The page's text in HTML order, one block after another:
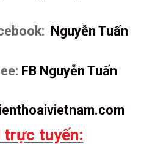
Nguyễn Tuấn
FB Nguyễn Tuấn
trực tuyến: